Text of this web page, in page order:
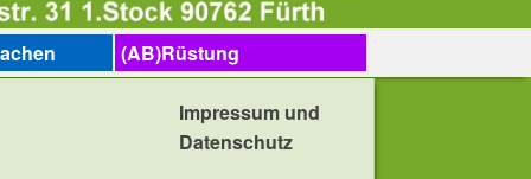
(AB)Rüstung
Impressum und
Datenschutz